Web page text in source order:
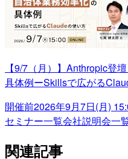
【9/7（月）】Anthropic登
具体例ーSkillsで広がる
開催前2026年9月7日(月)
セミナー一覧会社説明会一
関連記事